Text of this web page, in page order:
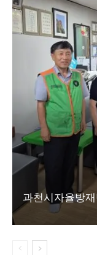
과천시자율방